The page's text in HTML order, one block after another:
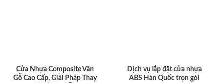
Cửa Nhựa Composite Vân
Gỗ Cao Cấp, Giải Pháp Thay
Dịch vụ lắp đặt cửa nhựa
ABS Hàn Quốc trọn gói